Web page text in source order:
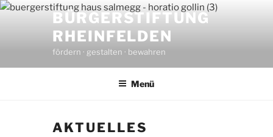
Zum
BÜRGERSTIFTUNG
RHEINFELDEN
fördern · gestalten · bewahren
Menü
AKTUELLES